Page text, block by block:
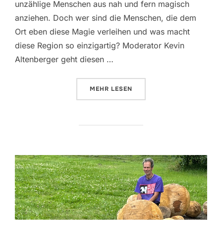
unzählige Menschen aus nah und fern magisch
anziehen. Doch wer sind die Menschen, die dem
Ort eben diese Magie verleihen und was macht
diese Region so einzigartig? Moderator Kevin
Altenberger geht diesen …
MEHR ÜBER „DANCAST LIVE – ZU
LESEN